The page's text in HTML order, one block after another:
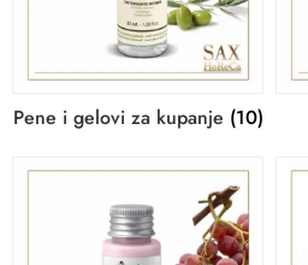
Pene i gelovi za kupanje (10)